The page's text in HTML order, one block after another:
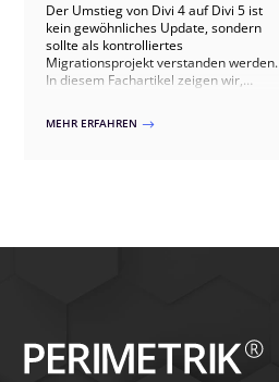
Der Umstieg von Divi 4 auf Divi 5 ist
kein gewöhnliches Update, sondern
sollte als kontrolliertes
Migrationsprojekt verstanden werden.
In diesem Fachartikel zeigen wir,
sind, welche Risiken bei bestehenden
MEHR ERFAHREN $